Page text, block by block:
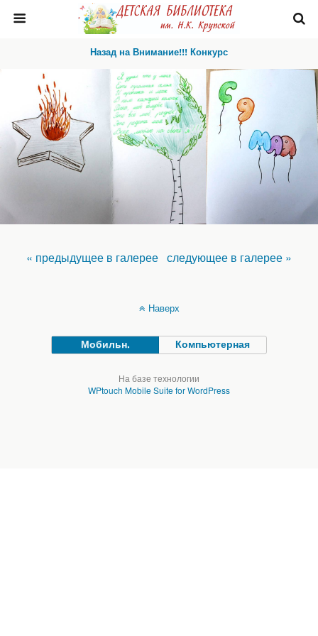
Назад на Внимание!!! Конкурс
« предыдущее в галерее следующее в галерее »
Наверх
Мобильн. Компьютерная
На базе технологии
WPtouch Mobile Suite for WordPress